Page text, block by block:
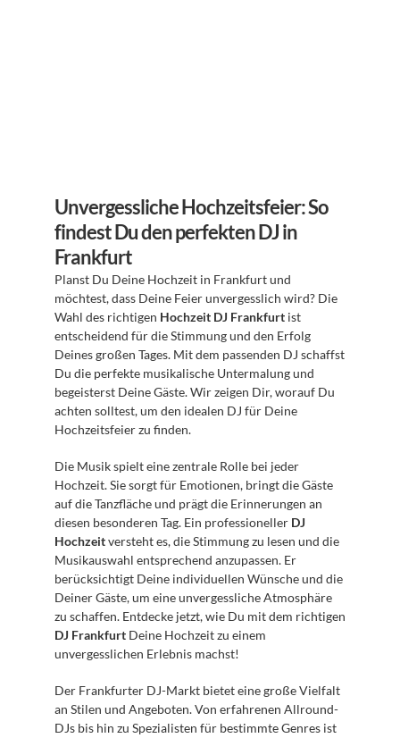
Unvergessliche Hochzeitsfeier: So
findest Du den perfekten DJ in
Frankfurt
Planst Du Deine Hochzeit in Frankfurt und
möchtest, dass Deine Feier unvergesslich wird? Die
Wahl des richtigen Hochzeit DJ Frankfurt ist
entscheidend für die Stimmung und den Erfolg
Deines großen Tages. Mit dem passenden DJ schaffst
Du die perfekte musikalische Untermalung und
begeisterst Deine Gäste. Wir zeigen Dir, worauf Du
achten solltest, um den idealen DJ für Deine
Hochzeitsfeier zu finden.
Die Musik spielt eine zentrale Rolle bei jeder
Hochzeit. Sie sorgt für Emotionen, bringt die Gäste
auf die Tanzfläche und prägt die Erinnerungen an
diesen besonderen Tag. Ein professioneller DJ
Hochzeit versteht es, die Stimmung zu lesen und die
Musikauswahl entsprechend anzupassen. Er
berücksichtigt Deine individuellen Wünsche und die
Deiner Gäste, um eine unvergessliche Atmosphäre
DJ Frankfurt Deine Hochzeit zu einem
unvergesslichen Erlebnis machst!
Der Frankfurter DJ-Markt bietet eine große Vielfalt
an Stilen und Angeboten. Von erfahrenen Allround-
DJs bis hin zu Spezialisten für bestimmte Genres ist